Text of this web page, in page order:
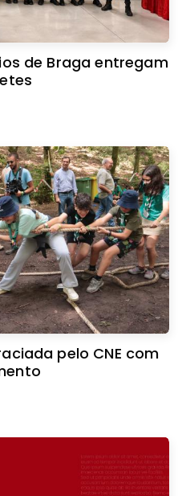
de Braga entregam
pelo CNE com